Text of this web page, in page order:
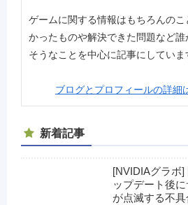
ゲームに関する情報はもちろんのこ
かったものや解決できた問題など誰
そうなことを中心に記事にしていま
ブログとプロフィールの詳細
新着記事
[NVIDIAグラボ]
ップデート後
が点滅する不